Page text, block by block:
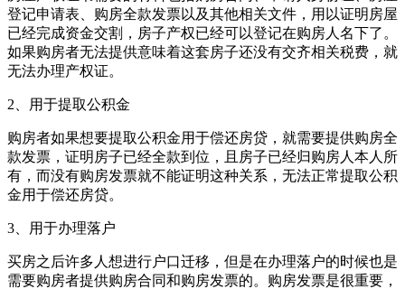
登记申请表、购房全款发票以及其他相关文件，用以证明房屋
已经完成资金交割，房子产权已经可以登记在购房人名下了。
如果购房者无法提供意味着这套房子还没有交齐相关税费，就
无法办理产权证。
2、用于提取公积金
购房者如果想要提取公积金用于偿还房贷，就需要提供购房全
款发票，证明房子已经全款到位，且房子已经归购房人本人所
有，而没有购房发票就不能证明这种关系，无法正常提取公积
金用于偿还房贷。
3、用于办理落户
买房之后许多人想进行户口迁移，但是在办理落户的时候也是
需要购房者提供购房合同和购房发票的。购房发票是很重要，